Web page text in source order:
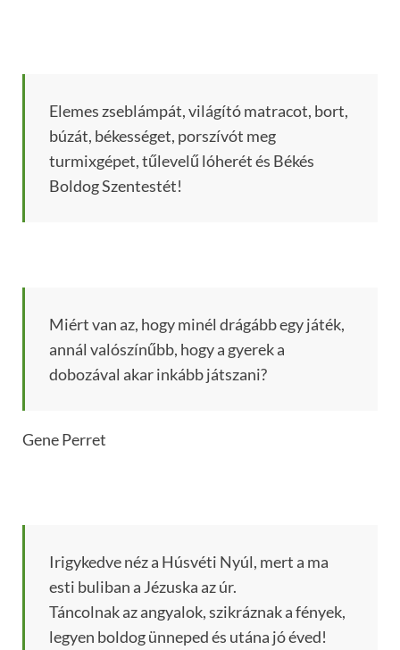
Elemes zseblámpát, világító matracot, bort,
búzát, békességet, porszívót meg
turmixgépet, tűlevelű lóherét és Békés
Boldog Szentestét!
Miért van az, hogy minél drágább egy játék,
annál valószínűbb, hogy a gyerek a
dobozával akar inkább játszani?
Gene Perret
Irigykedve néz a Húsvéti Nyúl, mert a ma
esti buliban a Jézuska az úr.
Táncolnak az angyalok, szikráznak a fények,
legyen boldog ünneped és utána jó éved!